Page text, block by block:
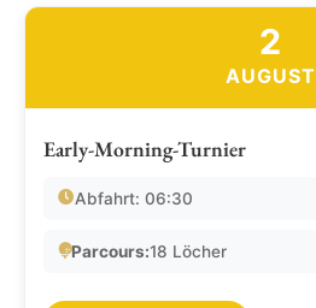
2
AUGUST
Early-Morning-Turnier
Abfahrt: 06:30
Parcours:18 Löcher